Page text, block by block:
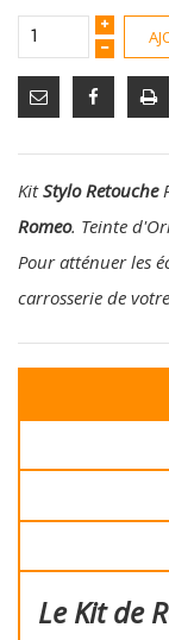
KitStylo Retouche
Romeo. Teinte
Pour atténuer les
carrosserie de
Le Kit de